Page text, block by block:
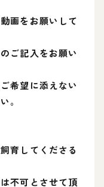
画をお願いして
ご記入をお願い
希望に添えない
。
育してくださる
不可とさせて頂